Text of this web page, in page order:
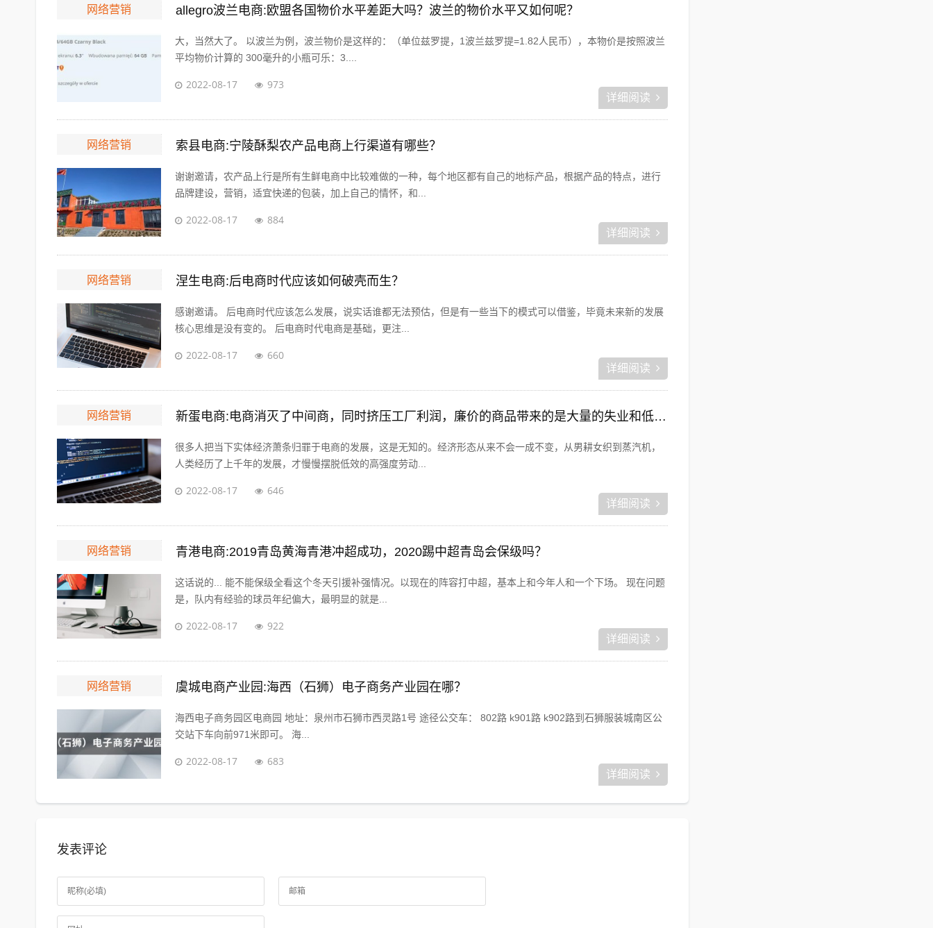
网络营销 allegro波兰电商:欧盟各国物价水平差距大吗？波兰的物价水平又如何呢？
大，当然大了。 以波兰为例，波兰物价是这样的：（单位兹罗提，1波兰兹罗提=1.82人民币），本物价是按照波兰
平均物价计算的 300毫升的小瓶可乐：3....
2022-08-17 973
详细阅读
网络营销 索县电商:宁陵酥梨农产品电商上行渠道有哪些？
谢谢邀请，农产品上行是所有生鲜电商中比较难做的一种，每个地区都有自己的地标产品，根据产品的特点，进行
品牌建设，营销，适宜快递的包装，加上自己的情怀，和...
2022-08-17 884
详细阅读
网络营销 涅生电商:后电商时代应该如何破壳而生？
感谢邀请。 后电商时代应该怎么发展，说实话谁都无法预估，但是有一些当下的模式可以借鉴，毕竟未来新的发展
核心思维是没有变的。 后电商时代电商是基础，更注...
2022-08-17 660
详细阅读
网络营销 新蛋电商:电商消灭了中间商，同时挤压工厂利润，廉价的商品带来的是大量的失业和低收入人口，怎么办？
很多人把当下实体经济萧条归罪于电商的发展，这是无知的。经济形态从来不会一成不变，从男耕女织到蒸汽机，
人类经历了上千年的发展，才慢慢摆脱低效的高强度劳动...
2022-08-17 646
详细阅读
网络营销 青港电商:2019青岛黄海青港冲超成功，2020踢中超青岛会保级吗？
这话说的... 能不能保级全看这个冬天引援补强情况。以现在的阵容打中超，基本上和今年人和一个下场。 现在问题
是，队内有经验的球员年纪偏大，最明显的就是...
2022-08-17 922
详细阅读
网络营销 虞城电商产业园:海西（石狮）电子商务产业园在哪？
海西电子商务园区电商园 地址：泉州市石狮市西灵路1号 途径公交车： 802路 k901路 k902路到石狮服装城南区公
交站下车向前971米即可。 海...
2022-08-17 683
详细阅读
发表评论